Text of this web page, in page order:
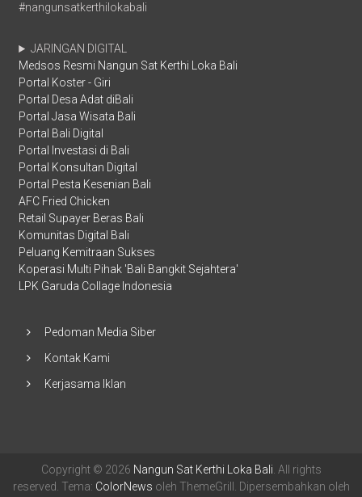
#nangunsatkerthilokabali
JARINGAN DIGITAL
Medsos Resmi Nangun Sat Kerthi Loka Bali
Portal Koster - Giri
Portal Desa Adat diBali
Portal Jasa Wisata Bali
Portal Bali Digital
Portal Investasi di Bali
Portal Konsultan Digital
Portal Pesta Kesenian Bali
AFC Fried Chicken
Retail Supayer Beras Bali
Komunitas Digital Bali
Peluang Kemitraan Sukses
Koperasi Multi Pihak 'Bali Bangkit Sejahtera'
LPK Garuda Collage Indonesia
Pedoman Media Siber
Kontak Kami
Kerjasama Iklan
Copyright © 2026 Nangun Sat Kerthi Loka Bali . All rights
reserved. Tema: ColorNews oleh ThemeGrill. Dipersembahkan oleh